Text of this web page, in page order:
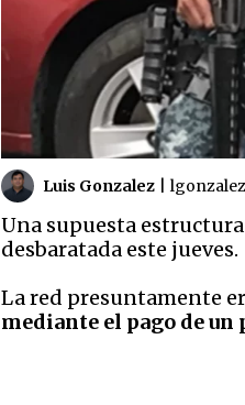
Luis Gonzalez
Una supuesta
desbaratada este jueves.
La red presuntamente
mediante el pago de un